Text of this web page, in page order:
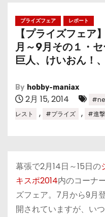
プライズフェア レポート
【プライズフェ
月～9月その１・
巨人、けいおん！
By hobby-maniax
2月 15, 2014
レスト
, #プライズ , #進
幕張で2月14日～15日の
キスポ2014内のコーナ
ズフェア。7月から9月
開されていますが、い